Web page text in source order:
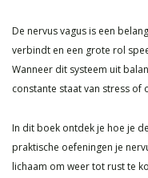
De nervus vagus is een
verbindt en een grote rol
Wanneer dit systeem uit
constante staat van stress of
In dit boek ontdek je hoe je
praktische oefeningen je
lichaam om weer tot rust te